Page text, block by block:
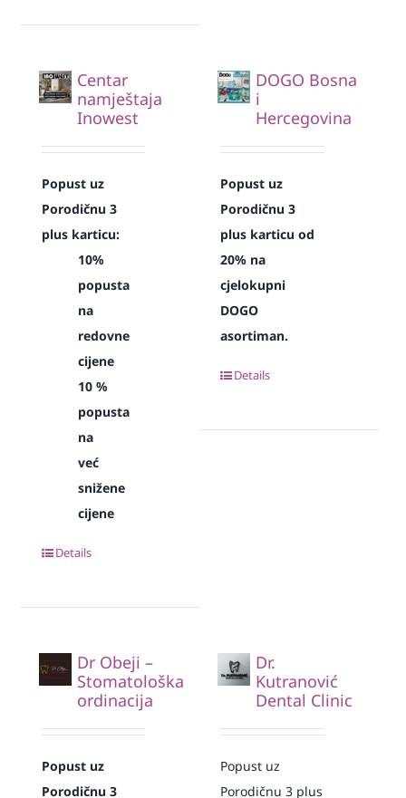
Centar
namještaja
Inowest
Popust uz
Porodičnu 3
plus karticu:
10%
popusta
na
redovne
cijene
10 %
popusta
na
već
snižene
cijene
Details
DOGO Bosna
i
Hercegovina
Popust uz
Porodičnu 3
plus karticu od
20% na
cjelokupni
DOGO
asortiman.
Details
Dr Obeji –
Stomatološka
ordinacija
Popust uz
Porodičnu 3
Dr.
Kutranović
Dental Clinic
Popust uz
Porodičnu 3 plus